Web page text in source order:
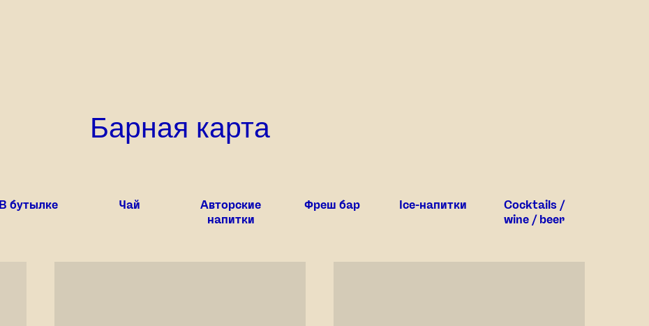
Барная карта
В бутылке Чай
Авторские
напитки
Фреш бар Ice-напитки
Cocktails /
wine / beer